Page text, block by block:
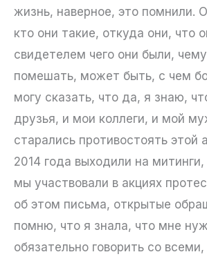
жизнь, наверное, это помнили.
кто они такие, откуда они, что
свидетелем чего они были,
помешать, может быть, с чем
могу сказать, что да, я знаю,
друзья, и мои коллеги, и мой
старались противостоять этой
2014 года выходили на
мы участвовали в акциях
об этом письма, открытые
помню, что я знала, что мне
обязательно говорить со